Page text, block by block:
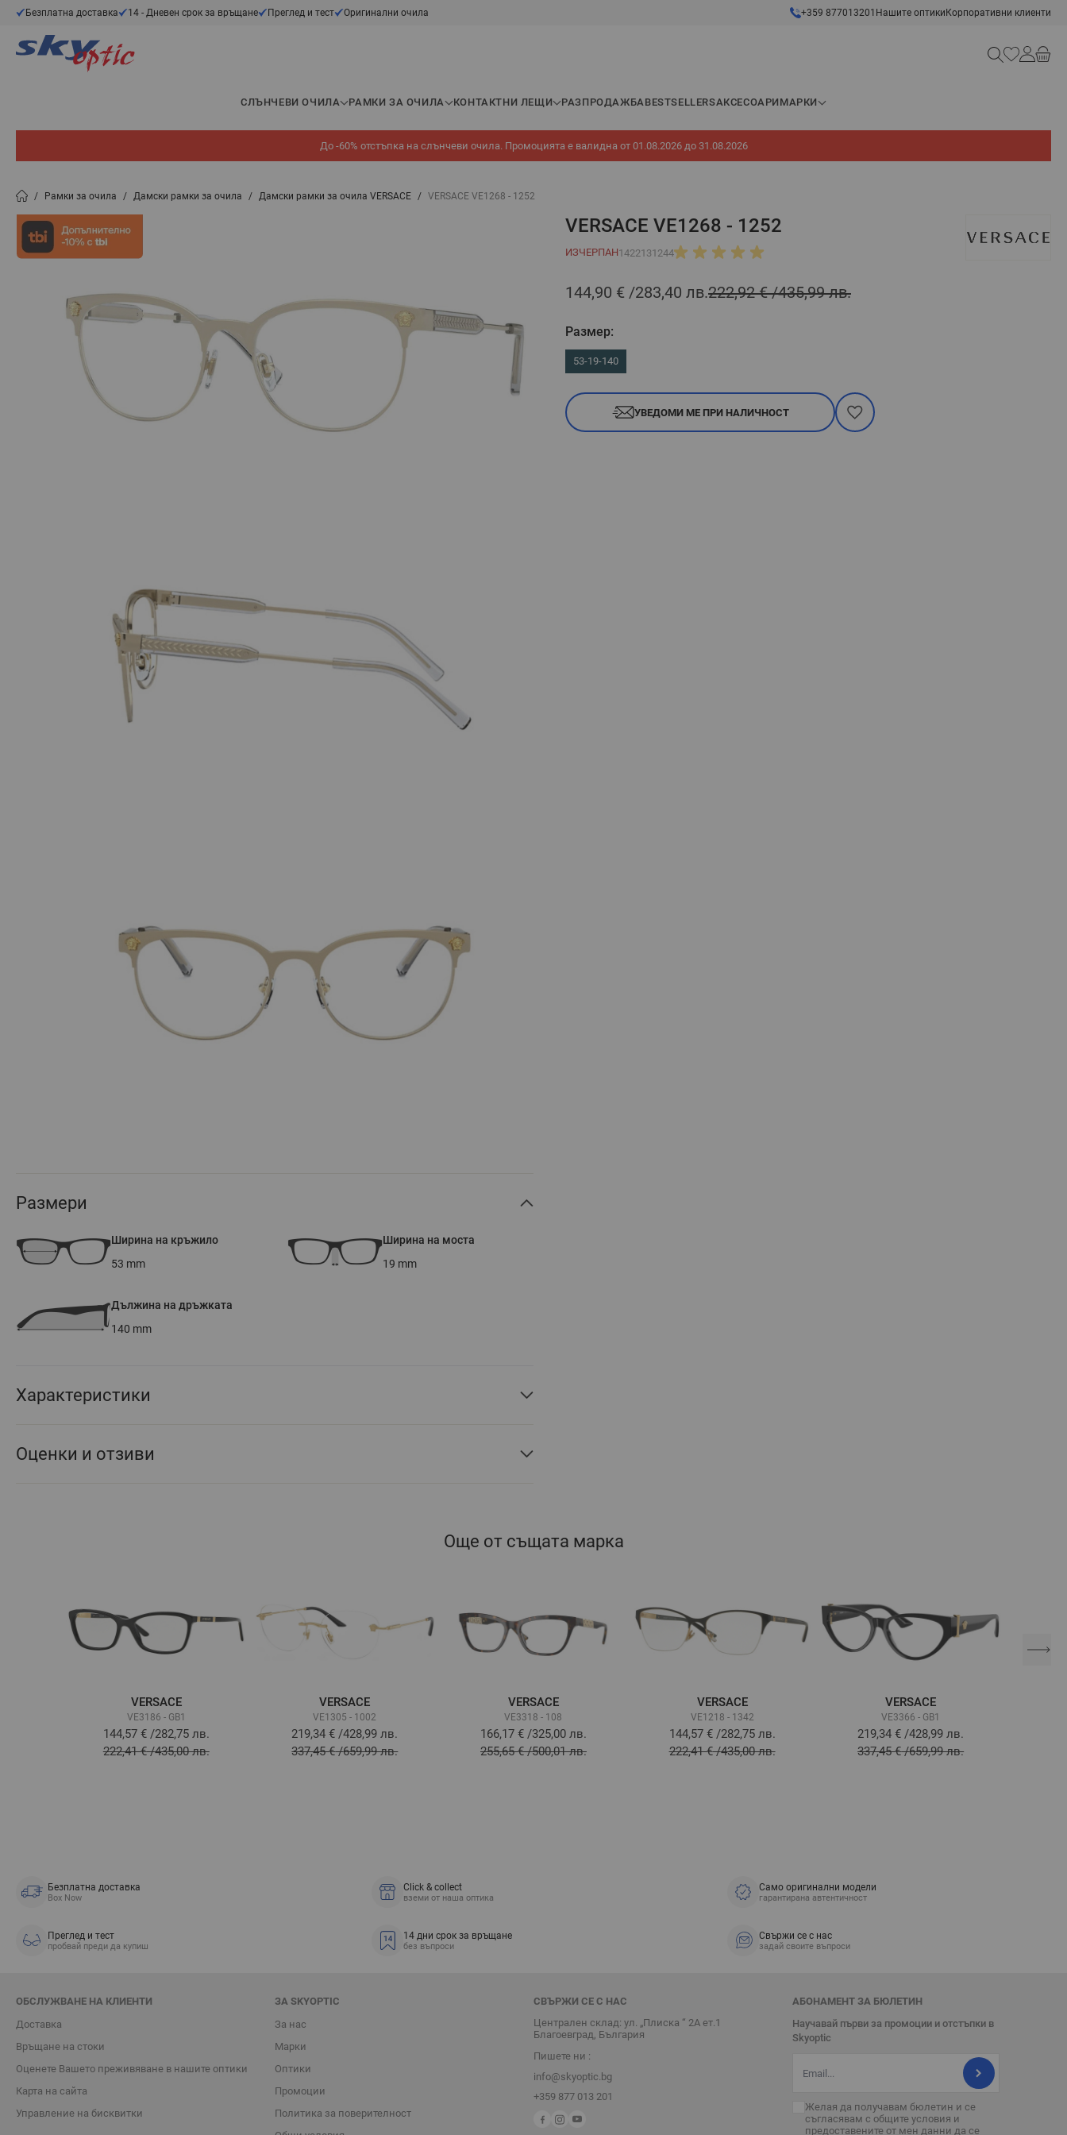
Прескачане към съдържанието
Безплатна доставка 14 - Дневен срок за връщане Преглед и тест Оригинални очила +359 877013201 Нашите оптики Корпоративни клиенти
Търсене
СЛЪНЧЕВИ ОЧИЛА РАМКИ ЗА ОЧИЛА КОНТАКТНИ ЛЕЩИ РАЗПРОДАЖБАBESTSELLERSАКСЕСОАРИ МАРКИ
До -60% отстъпка на слънчеви очила. Промоцията е валидна от 01.08.2026 до 31.08.2026
/ Рамки за очила / Дамски рамки за очила / Дамски рамки за очила VERSACE / VERSACE VE1268 - 1252
VERSACE VE1268 - 1252
ИЗЧЕРПАН1422131244
222,92 € 435,99 лв.
144,90 € 283,40 лв.
Размер:
53-19-140
УВЕДОМИ МЕ ПРИ НАЛИЧНОСТ
Размери
Ширина на кръжило
53 mm
Ширина на моста
19 mm
Дължина на дръжката
140 mm
Характеристики
Оценки и отзиви
Още от същата марка
VERSACE
VE3186 - GB1
144,57 €/282,75 лв.
222,41 €/435,00 лв.
VERSACE
VE1305 - 1002
219,34 € /428,99 лв.
337,45 €/659,99 лв.
VERSACE
VE3318 - 108
166,17 €/325,00 лв.
255,65 €/500,01 лв.
VERSACE
VE1218 - 1342
144,57 €/282,75 лв.
222,41 €/435,00 лв.
VERSACE
VE3366 - GB1
219,34 € /428,99 лв.
337,45 €/659,99 лв.
Безплатна доставка
Box Now
Click & collect
вземи от наша оптика
Само оригинални модели
гарантирана автентичност
Преглед и тест
пробвай преди да купиш
14 дни срок за връщане
без въпроси
Свържи се с нас
задай своите въпроси
ОБСЛУЖВАНЕ НА КЛИЕНТИ
Доставка
Връщане на стоки
Oценете Вашето преживяване в нашите оптики
Карта на сайта
Управление на бисквитки
ЗА SKYOPTIC
За нас
Марки
Оптики
Промоции
Политика за поверителност
СВЪРЖИ СЕ С НАС
Централен склад: ул. „Плиска “ 2А ет.1
Благоевград, България
Пишете ни :
info@skyoptic.bg
+359 877 013 201
АБОНАМЕНТ ЗА БЮЛЕТИН
Научавай първи за промоции и отстъпки в
Skyoptic
Желая да получавам бюлетин и се
съгласявам с общите условия и
предоставените от мен данни да се